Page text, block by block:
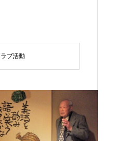
ブ活動